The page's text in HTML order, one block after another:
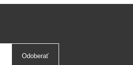
Odoberať